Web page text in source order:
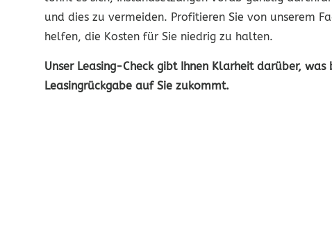
und dies zu vermeiden. Profitieren Sie von unserem
helfen, die Kosten für Sie niedrig zu halten.
Unser Leasing-Check gibt Ihnen Klarheit darüber, was
Leasingrückgabe auf Sie zukommt.